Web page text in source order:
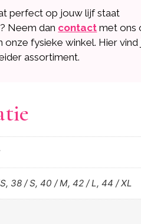
perfect op jouw lijf staat
Neem dan contact met ons
onze fysieke winkel. Hier vind
assortiment.
38 / S, 40 / M, 42 / L, 44 / XL